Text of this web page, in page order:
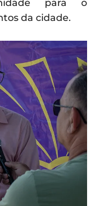
para o
da cidade.